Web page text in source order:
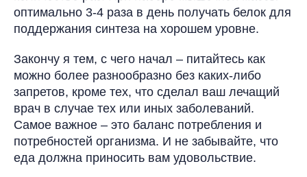
оптимально 3-4 раза в день получать белок для
поддержания синтеза на хорошем уровне.
Закончу я тем, с чего начал – питайтесь как
можно более разнообразно без каких-либо
запретов, кроме тех, что сделал ваш лечащий
врач в случае тех или иных заболеваний.
Самое важное – это баланс потребления и
потребностей организма. И не забывайте, что
еда должна приносить вам удовольствие.